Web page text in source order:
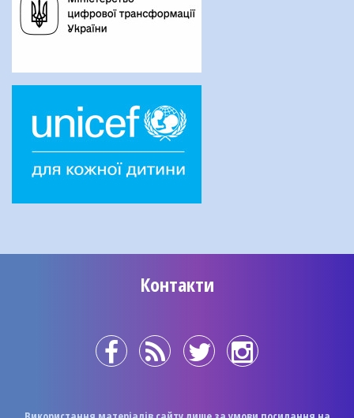
Контакти